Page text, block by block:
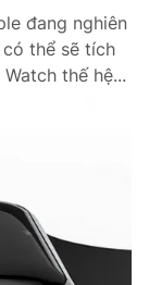
đang nghiên
thể sẽ tích
thế hệ...